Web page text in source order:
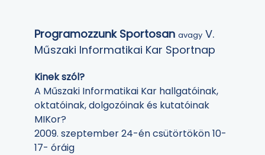
Programozzunk Sportosan avagy V.
Műszaki Informatikai Kar Sportnap
Kinek szól?
A Műszaki Informatikai Kar hallgatóinak,
oktatóinak, dolgozóinak és kutatóinak
MIKor?
2009. szeptember 24-én csütörtökön 10-
17- óráig